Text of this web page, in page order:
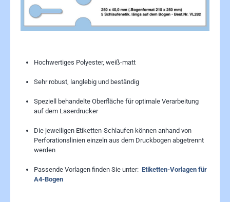
Hochwertiges Polyester, weiß-matt
Sehr robust, langlebig und beständig
Speziell behandelte Oberfläche für optimale Verarbeitung
auf dem Laserdrucker
Die jeweiligen Etiketten-Schlaufen können anhand von
Perforationslinien einzeln aus dem Druckbogen abgetrennt
werden
Passende Vorlagen finden Sie unter: Etiketten-Vorlagen für
A4-Bogen